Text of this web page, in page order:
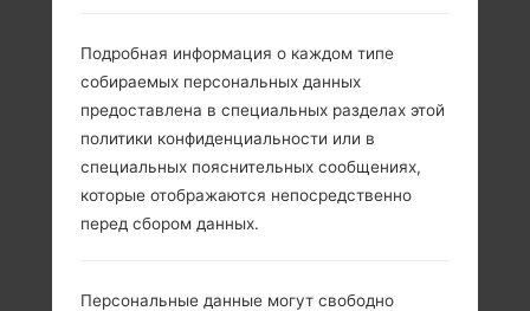
akaLG AKA LTE
Сравнить
Подробная информация о каждом типе
собираемых персональных данных
предоставлена в специальных разделах этой
политики конфиденциальности или в
специальных пояснительных сообщениях,
которые отображаются непосредственно
перед сбором данных.
Персональные данные могут свободно